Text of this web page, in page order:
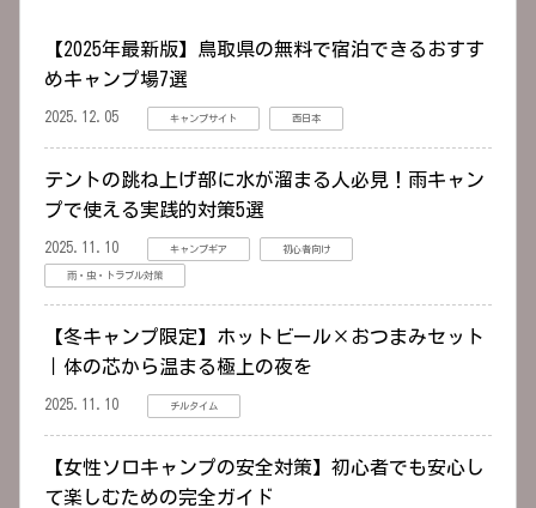
【2025年最新版】鳥取県の無料で宿泊できるおすす
めキャンプ場7選
2025.12.05 キャンプサイト 西日本
テントの跳ね上げ部に水が溜まる人必見！雨キャン
プで使える実践的対策5選
2025.11.10 キャンプギア 初心者向け
雨・虫・トラブル対策
【冬キャンプ限定】ホットビール×おつまみセット
｜体の芯から温まる極上の夜を
2025.11.10 チルタイム
【女性ソロキャンプの安全対策】初心者でも安心し
て楽しむための完全ガイド